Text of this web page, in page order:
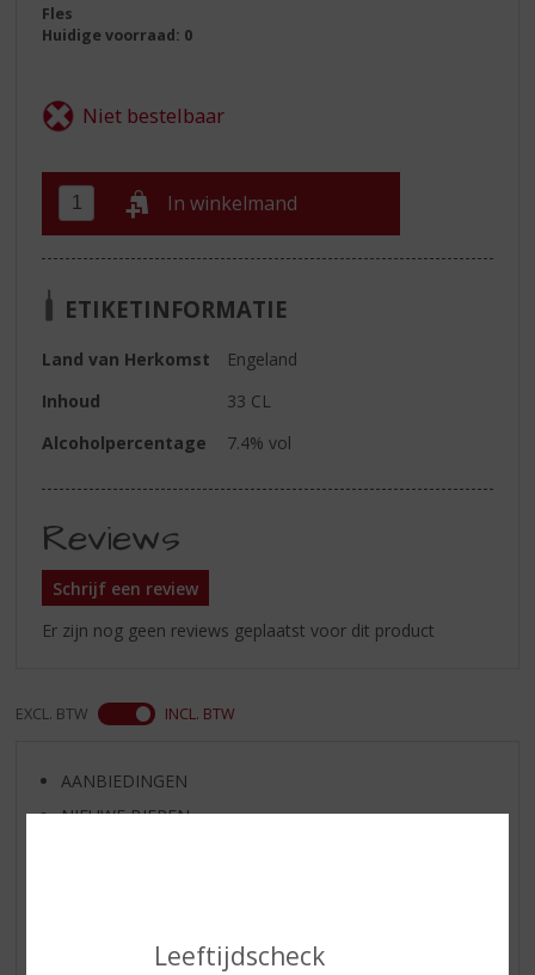
Leeftijdscheck
Fles
Huidige voorraad: 0
In winkelmand
ETIKETINFORMATIE
Land van Herkomst
Engeland
Inhoud
33 CL
Alcoholpercentage
7.4% vol
Reviews
Schrijf een review
Er zijn nog geen reviews geplaatst voor dit product
EXCL. BTW INCL. BTW
AANBIEDINGEN
NIEUWE BIEREN
WHISKY VAN DE MAAND